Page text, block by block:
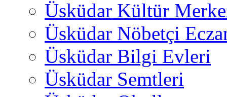
Üsküdar Kültür
Üsküdar Nöbetçi
Üsküdar Bilgi Evleri
Üsküdar Semtleri